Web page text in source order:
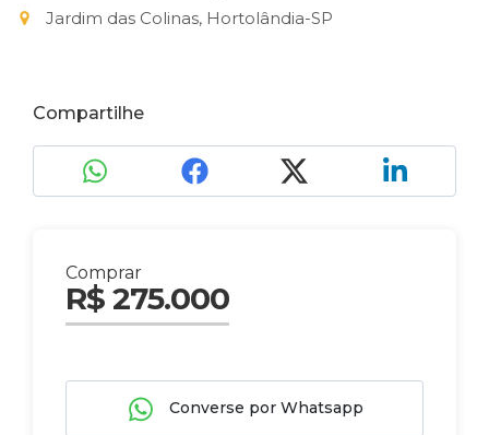
Jardim das Colinas, Hortolândia-SP
Compartilhe
Comprar
R$ 275.000
Converse por Whatsapp